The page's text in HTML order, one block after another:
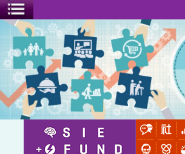
選單開關
中風復康機械設備 社區推動計劃